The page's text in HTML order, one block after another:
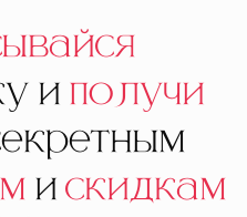
иполучи
искидкам